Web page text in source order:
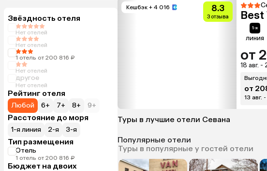
Звёздность отеля
Нет отелей
Нет отелей
1 отель от 200 816 ₽
Нет отелей
другое
Нет отелей
Рейтинг отеля
Любой 6+ 7+ 8+ 9+
Расстояние до моря
1-я линия 2-я 3-я
Тип размещения
Отель
1 отель от 200 816 ₽
Бюджет на двоих
Кешбэк + 4 016 8.3
3 отзыва Best
линия
от
18 авг. -
от
13 авг. -
Туры в лучшие отели Севана
Популярные отели
Туры в популярные у гостей отели